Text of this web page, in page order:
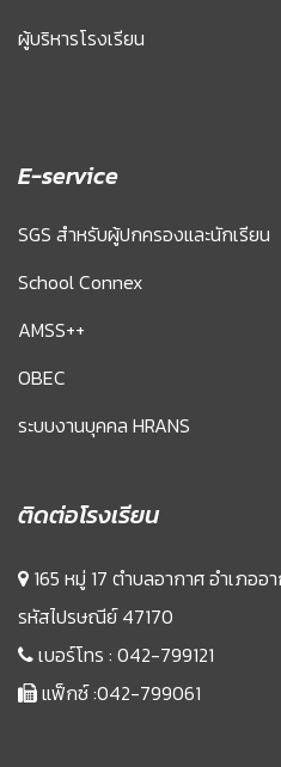
ผู้บริหารโรงเรียน
E-service
SGS สำหรับผู้ปกครองและนักเรียน
School Connex
AMSS++
OBEC
ระบบงานบุคคล HRANS
ติดต่อโรงเรียน
165 หมู่ 17 ตำบลอากาศ อำเภอ
รหัสไปรษณีย์ 47170
เบอร์โทร : 042-799121
แฟ็กซ์ :042-799061